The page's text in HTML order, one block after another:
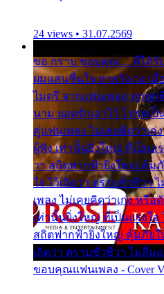
24 views • 31.07.2569
ขอ กราบ ขอบคุณ.... ที่ได้รั
ผมแสนชื่นใจ หายวังเวง เ
ไมตรี จากแฟนเพลง ทุกทุ
นาม ยอดรักเอาไว้ โปรดเป็
คู่แฟนเพลง ไม่เคยคิดว่าเ
ผู้ฟัง เท่านั้นยิ่งใหญ่ ที่เป็นแ
วา สถิตฟากฟ้ายิ่งใหญ่ คุ้ม
ใจ ไว้เถิดว่า ตราบชั่วชีวา
เพลง ไม่เคยคิดว่าเก่ง หรื
เท่านั้นยิ่งใหญ่ ที่เป็นแรงใจ
สถิตฟากฟ้ายิ่งใหญ่ คุ้มภัยใ
เถิดว่า ตราบชั่วชีวา ไม่ลืม
ขอบคุณแฟนเพลง - Cover